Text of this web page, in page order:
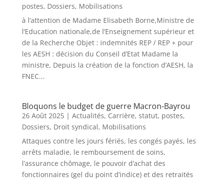
postes, Dossiers, Mobilisations
à l’attention de Madame Elisabeth Borne,Ministre de
l’Education nationale,de l’Enseignement supérieur et
de la Recherche Objet : indemnités REP / REP + pour
les AESH : décision du Conseil d’Etat Madame la
ministre, Depuis la création de la fonction d’AESH, la
FNEC...
Bloquons le budget de guerre Macron-Bayrou
26 Août 2025| Actualités, Carrière, statut, postes,
Dossiers, Droit syndical, Mobilisations
Attaques contre les jours fériés, les congés payés, les
arrêts maladie, le remboursement de soins,
l’assurance chômage, le pouvoir d’achat des
fonctionnaires (gel du point d’indice) et des retraités